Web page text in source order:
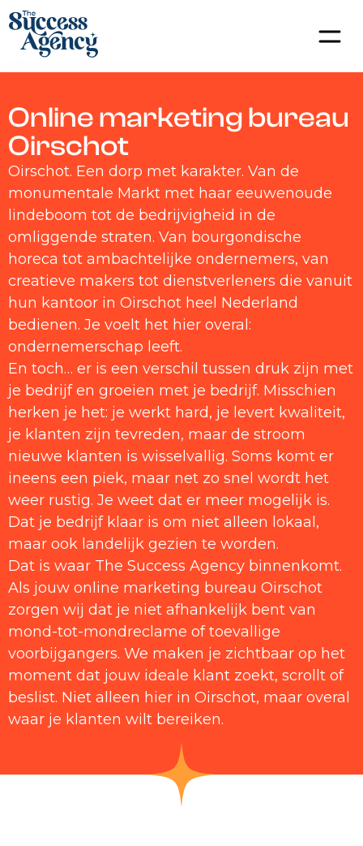
Online marketing bureau
Oirschot
Oirschot. Een dorp met karakter. Van de
monumentale Markt met haar eeuwenoude
lindeboom tot de bedrijvigheid in de
omliggende straten. Van bourgondische
horeca tot ambachtelijke ondernemers, van
creatieve makers tot dienstverleners die vanuit
hun kantoor in Oirschot heel Nederland
bedienen. Je voelt het hier overal:
ondernemerschap leeft.
En toch… er is een verschil tussen druk zijn met
je bedrijf en groeien met je bedrijf. Misschien
herken je het: je werkt hard, je levert kwaliteit,
je klanten zijn tevreden, maar de stroom
nieuwe klanten is wisselvallig. Soms komt er
ineens een piek, maar net zo snel wordt het
weer rustig. Je weet dat er meer mogelijk is.
Dat je bedrijf klaar is om niet alleen lokaal,
maar ook landelijk gezien te worden.
Dat is waar The Success Agency binnenkomt.
Als jouw online marketing bureau Oirschot
zorgen wij dat je niet afhankelijk bent van
mond-tot-mondreclame of toevallige
voorbijgangers. We maken je zichtbaar op het
moment dat jouw ideale klant zoekt, scrollt of
beslist. Niet alleen hier in Oirschot, maar overal
waar je klanten wilt bereiken.